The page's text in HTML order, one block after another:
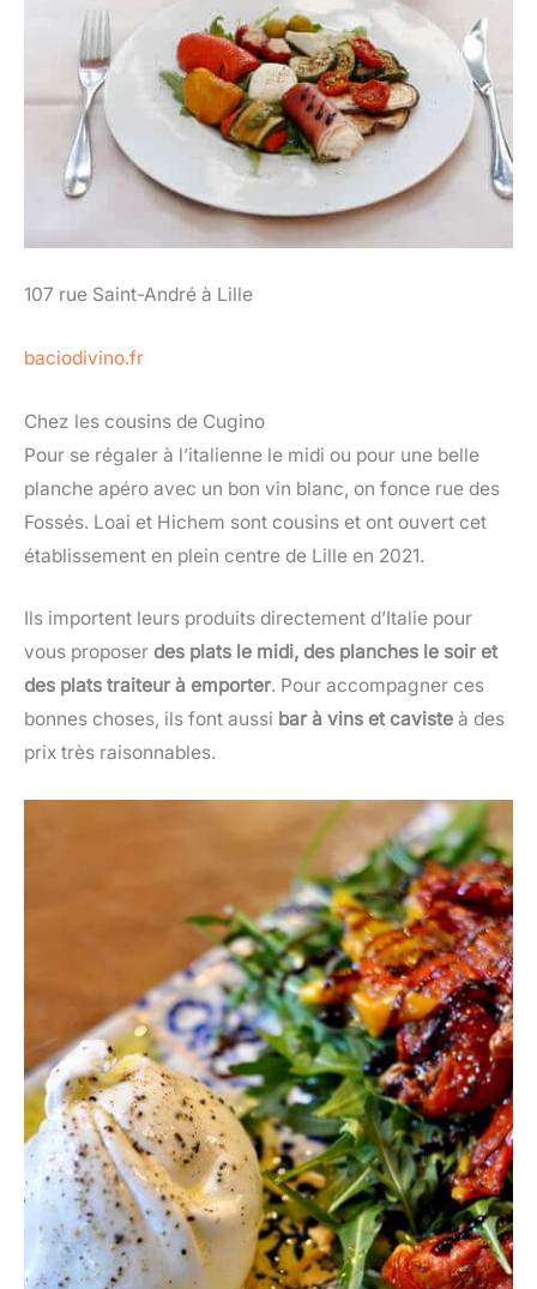
107 rue Saint-André à Lille
baciodivino.fr
Chez les cousins de Cugino
Pour se régaler à l’italienne le midi ou pour une belle
planche apéro avec un bon vin blanc, on fonce rue des
Fossés. Loai et Hichem sont cousins et ont ouvert cet
établissement en plein centre de Lille en 2021.
Ils importent leurs produits directement d’Italie pour
vous proposer des plats le midi, des planches le soir et
des plats traiteur à emporter. Pour accompagner ces
bonnes choses, ils font aussi bar à vins et caviste à des
prix très raisonnables.